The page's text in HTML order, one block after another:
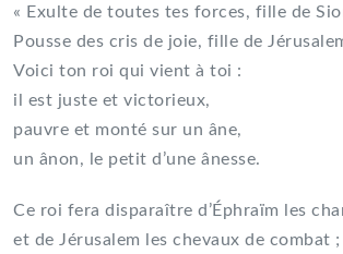
« Exulte de toutes tes forces, fille de
Pousse des cris de joie, fille de
Voici ton roi qui vient à toi :
il est juste et victorieux,
pauvre et monté sur un âne,
un ânon, le petit d’une ânesse.
Ce roi fera disparaître d’Éphraïm les
et de Jérusalem les chevaux de combat ;